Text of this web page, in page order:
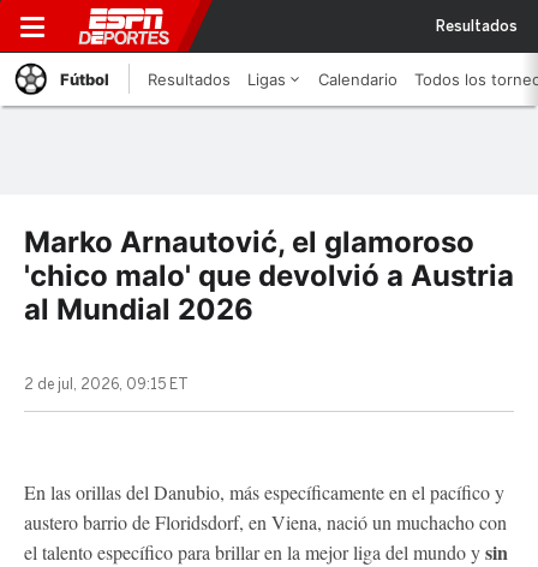
Resultados
Fútbol Resultados Ligas Calendario Todos los
Marko Arnautović, el glamoroso
'chico malo' que devolvió a Austria
al Mundial 2026
2 de jul, 2026, 09:15 ET
En las orillas del Danubio, más específicamente en el pacífico y
austero barrio de Floridsdorf, en Viena, nació un muchacho con
el talento específico para brillar en la mejor liga del mundo ysin